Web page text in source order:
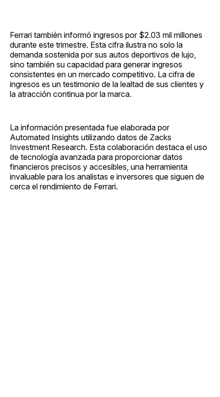
Ferrari también informó ingresos por $2.03 mil millones
durante este trimestre. Esta cifra ilustra no solo la
demanda sostenida por sus autos deportivos de lujo,
sino también su capacidad para generar ingresos
consistentes en un mercado competitivo. La cifra de
ingresos es un testimonio de la lealtad de sus clientes y
la atracción continua por la marca.
La información presentada fue elaborada por
Automated Insights utilizando datos de Zacks
Investment Research. Esta colaboración destaca el uso
de tecnología avanzada para proporcionar datos
financieros precisos y accesibles, una herramienta
invaluable para los analistas e inversores que siguen de
cerca el rendimiento de Ferrari.